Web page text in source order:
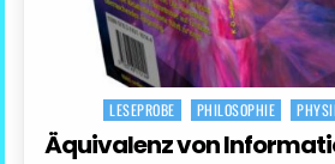
Posted
LESEPROBE PHILOSOPHIE
Äquivalenz von